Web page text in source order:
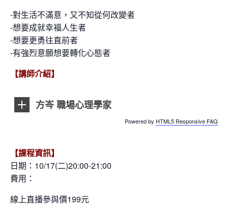
-對生活不滿意，又不知從何改變者
-想要成就幸福人生者
-想要更勇往直前者
-有強烈意願想要轉化心態者
【講師介紹】
方岑 職場心理學家
Powered by HTML5 Responsive FAQ
【課程資訊】
日期：10/17(二)20:00-21:00
費用：
線上直播參與價199元